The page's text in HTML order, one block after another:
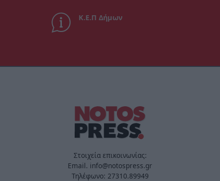
Κ.Ε.Π Δήμων
Στοιχεία επικοινωνίας:
Email. info@notospress.gr
Τηλέφωνο: 27310.89949